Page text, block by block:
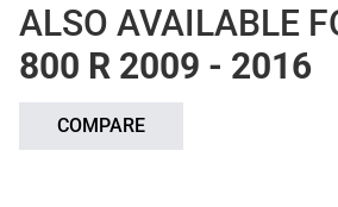
ALSO AVAILABLE
800 R 2009 - 2016
COMPARE